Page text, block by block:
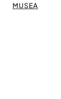
MUSEA